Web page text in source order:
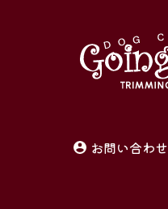
お問い合わせ